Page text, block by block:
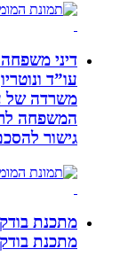
דיני משפחה
עו”ד ונוטריון
משרדה של עורכת
המשפחה לרבות:
גישור להסכם
מתכנת בודק
מתכנת בודק